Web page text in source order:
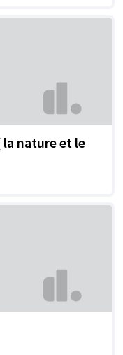
nature et le